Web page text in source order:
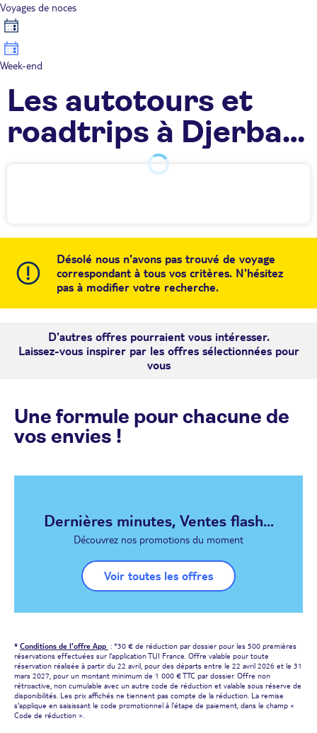
Voyages de noces
Week-end
Les autotours et
roadtrips à Djerba
Désolé nous n'avons pas trouvé de voyage
correspondant à tous vos critères. N'hésitez
pas à modifier votre recherche.
D'autres offres pourraient vous intéresser.
Laissez-vous inspirer par les offres sélectionnées pour
vous
Une formule pour chacune de
vos envies !
Dernières minutes, Ventes flash...
Découvrez nos promotions du moment
Voir toutes les offres
* Conditions de l'offre App : *30 € de réduction par dossier pour les 500 premières
réservations effectuées sur l'application TUI France. Offre valable pour toute
réservation réalisée à partir du 22 avril, pour des départs entre le 22 avril 2026 et le 31
mars 2027, pour un montant minimum de 1 000 € TTC par dossier. Offre non
rétroactive, non cumulable avec un autre code de réduction et valable sous réserve de
disponibilités. Les prix affichés ne tiennent pas compte de la réduction. La remise
s'applique en saisissant le code promotionnel à l'étape de paiement, dans le champ «
Code de réduction ».